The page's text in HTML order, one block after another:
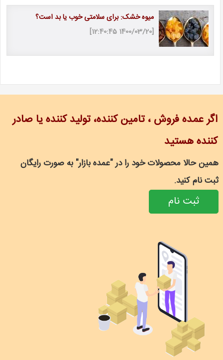
میوه خشک: برای سلامتی خوب یا بد است؟
[1400/03/20 12:40:45]
اگر عمده فروش ، تامین کننده، تولید کننده یا صادر
کننده هستید
همین حالا محصولات خود را در "عمده بازار" به صورت رایگان
ثبت نام کنید.
ثبت نام